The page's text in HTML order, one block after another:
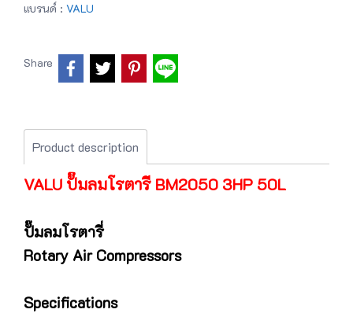
แบรนด์ : VALU
Share
Product description
VALU ปั๊มลมโรตารี BM2050 3HP 50L
ปั๊มลมโรตารี่
Rotary Air Compressors
Specifications